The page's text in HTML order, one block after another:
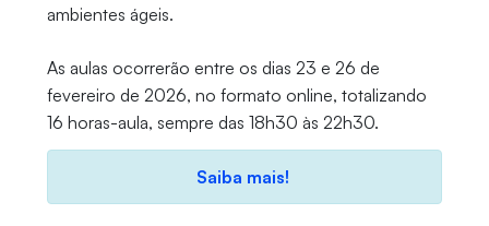
ambientes ágeis.
As aulas ocorrerão entre os dias 23 e 26 de
fevereiro de 2026, no formato online, totalizando
16 horas-aula, sempre das 18h30 às 22h30.
Saiba mais!